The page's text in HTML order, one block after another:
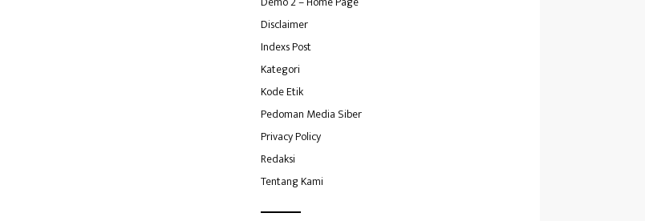
Disclaimer
Indexs Post
Kategori
Kode Etik
Pedoman Media Siber
Privacy Policy
Redaksi
Tentang Kami